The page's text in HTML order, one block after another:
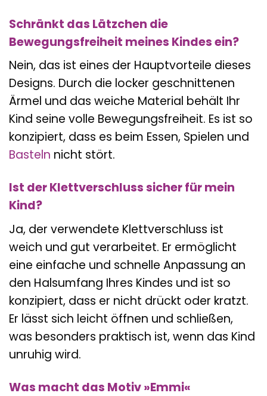
Schränkt das Lätzchen die
Bewegungsfreiheit meines Kindes ein?
Nein, das ist eines der Hauptvorteile dieses
Designs. Durch die locker geschnittenen
Ärmel und das weiche Material behält Ihr
Kind seine volle Bewegungsfreiheit. Es ist so
konzipiert, dass es beim Essen, Spielen und
Basteln nicht stört.
Ist der Klettverschluss sicher für mein
Kind?
Ja, der verwendete Klettverschluss ist
weich und gut verarbeitet. Er ermöglicht
eine einfache und schnelle Anpassung an
den Halsumfang Ihres Kindes und ist so
konzipiert, dass er nicht drückt oder kratzt.
Er lässt sich leicht öffnen und schließen,
was besonders praktisch ist, wenn das Kind
unruhig wird.
Was macht das Motiv »Emmi«